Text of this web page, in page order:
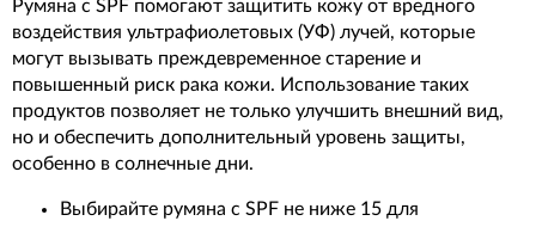
Румяна с SPF помогают защитить кожу от вредного
воздействия ультрафиолетовых (УФ) лучей, которые
могут вызывать преждевременное старение и
повышенный риск рака кожи. Использование таких
продуктов позволяет не только улучшить внешний вид,
но и обеспечить дополнительный уровень защиты,
особенно в солнечные дни.
Выбирайте румяна с SPF не ниже 15 для